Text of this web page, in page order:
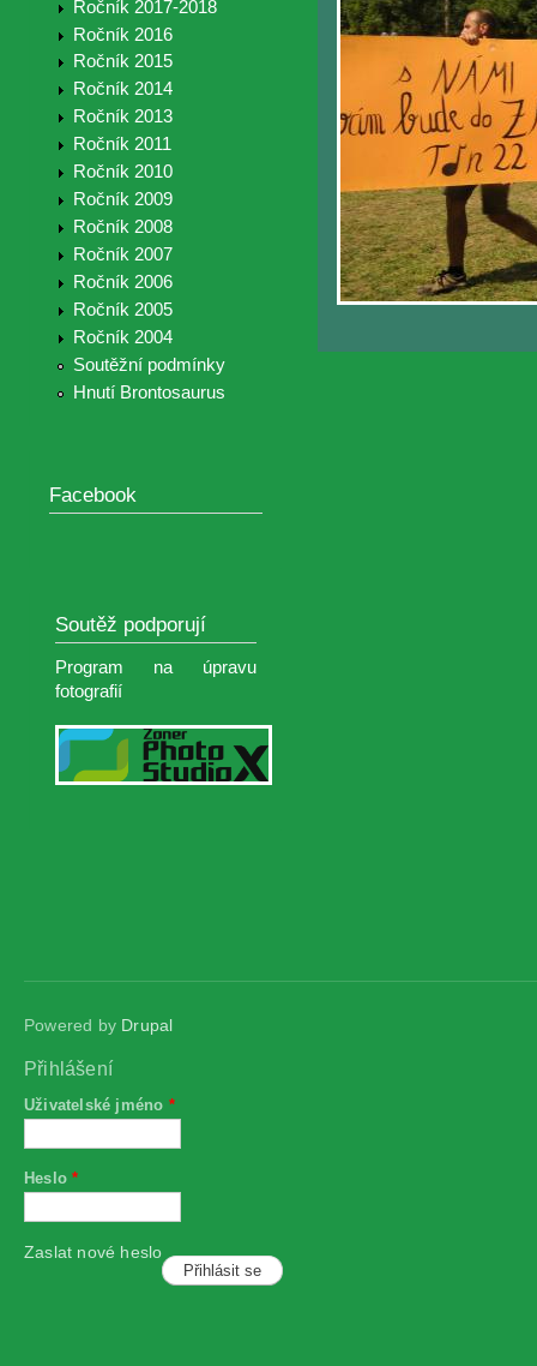
Ročník 2017-2018
Ročník 2016
Ročník 2015
Ročník 2014
Ročník 2013
Ročník 2011
Ročník 2010
Ročník 2009
Ročník 2008
Ročník 2007
Ročník 2006
Ročník 2005
Ročník 2004
Soutěžní podmínky
Hnutí Brontosaurus
Facebook
Soutěž podporují
Program na úpravu
fotografií
Powered by Drupal
Přihlášení
Uživatelské jméno *
Heslo*
Zaslat nové heslo